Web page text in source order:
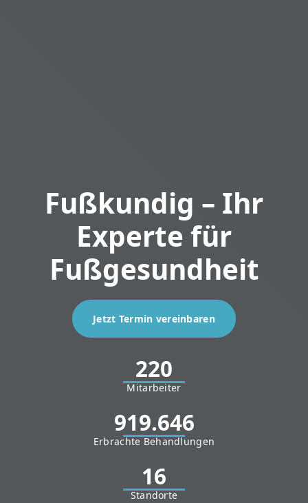
Fußkundig – Ihr
Experte für
Fußgesundheit
Jetzt Termin vereinbaren
220
Mitarbeiter
919.646
Erbrachte Behandlungen
16
Standorte